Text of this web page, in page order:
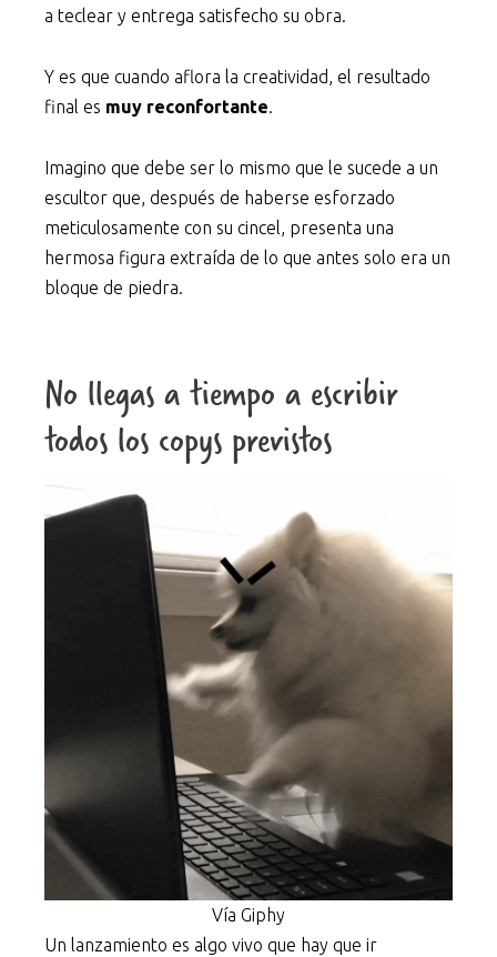
a teclear y entrega satisfecho su obra.
Y es que cuando aflora la creatividad, el resultado
final es muy reconfortante.
Imagino que debe ser lo mismo que le sucede a un
escultor que, después de haberse esforzado
meticulosamente con su cincel, presenta una
hermosa figura extraída de lo que antes solo era un
bloque de piedra.
No llegas a tiempo a escribir
todos los copys previstos
Vía Giphy
Un lanzamiento es algo vivo que hay que ir